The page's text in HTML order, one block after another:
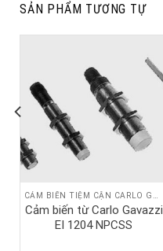
SẢN PHẨM TƯƠNG TỰ
Cảm biến từ Carlo Gavazzi
EI 1204 NPCSS